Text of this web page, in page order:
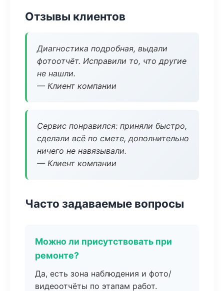
Отзывы клиентов
Диагностика подробная, выдали
фотоотчёт. Исправили то, что другие
не нашли.
— Клиент компании
Сервис понравился: приняли быстро,
сделали всё по смете, дополнительно
ничего не навязывали.
— Клиент компании
Часто задаваемые вопросы
Можно ли присутствовать при
ремонте?
Да, есть зона наблюдения и фото/
видеоотчёты по этапам работ.